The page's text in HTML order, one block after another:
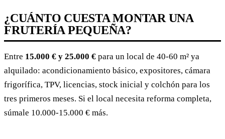
¿CUÁNTO CUESTA MONTAR UNA
FRUTERÍA PEQUEÑA?
Entre 15.000 € y 25.000 € para un local de 40-60 m² ya
alquilado: acondicionamiento básico, expositores, cámara
frigorífica, TPV, licencias, stock inicial y colchón para los
tres primeros meses. Si el local necesita reforma completa,
súmale 10.000-15.000 € más.